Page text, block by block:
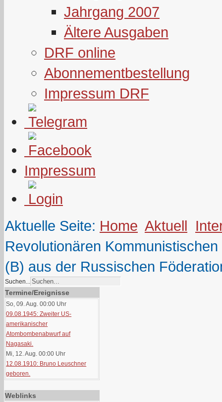
Jahrgang 2007
Ältere Ausgaben
DRF online
Abonnementbestellung
Impressum DRF
Impressum
Aktuelle Seite: Home Aktuell
Revolutionären
(B) aus der Russischen
Suchen...
Termine/Ereignisse
So, 09. Aug. 00:00 Uhr
09.08.1945: Zweiter US-
amerikanischer
Atombombenabwurf auf
Nagasaki.
Mi, 12. Aug. 00:00 Uhr
12.08.1910: Bruno Leuschner
geboren.
Weblinks